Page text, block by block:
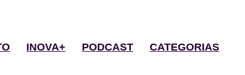
INOVA+ PODCAST CATEGORIAS